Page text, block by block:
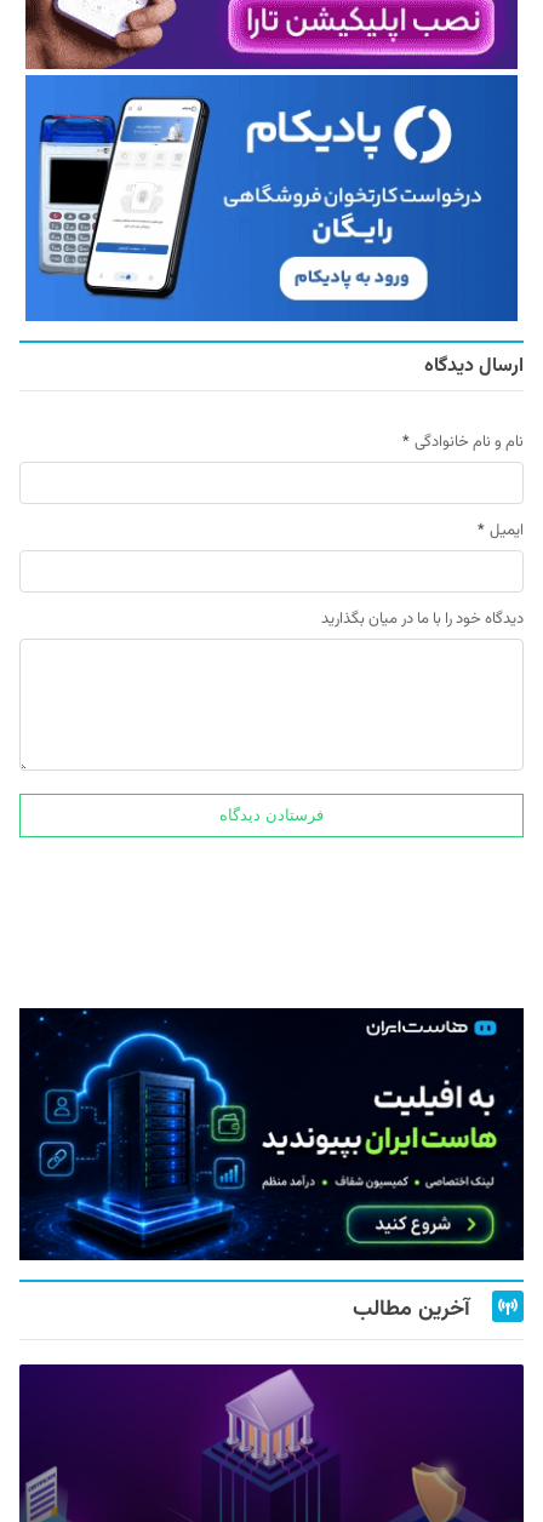
ارسال دیدگاه
نام و نام خانوادگی *
ایمیل *
دیدگاه خود را با ما در میان بگذارید
آخرین مطالب